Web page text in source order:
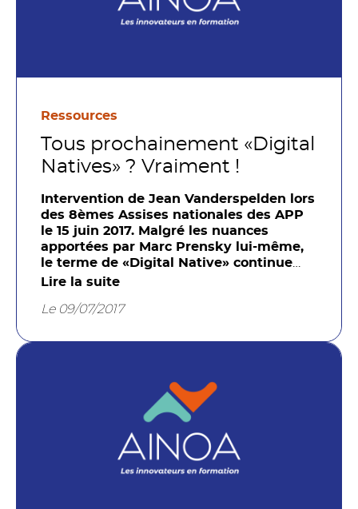
Ressources
Tous prochainement «Digital
Natives» ? Vraiment !
Intervention de Jean Vanderspelden lors
des 8èmes Assises nationales des APP
le 15 juin 2017. Malgré les nuances
apportées par Marc Prensky lui-même,
le terme de «Digital Native» continue
régulièrement de susciter des débats !
Natives» ou «Digital Naifs »? Etre
Digital Natives sont-ils (tous) plus
synonyme de Génération Y ? Etc…
Lire la suite
Le 09/07/2017